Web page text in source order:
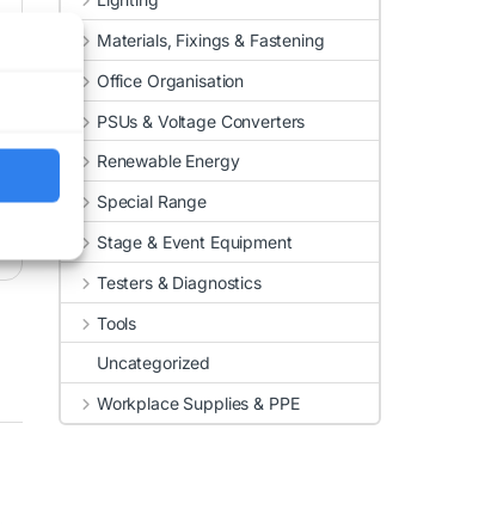
Materials, Fixings & Fastening
Office Organisation
PSUs & Voltage Converters
Renewable Energy
Special Range
Stage & Event Equipment
Testers & Diagnostics
Tools
Uncategorized
Workplace Supplies & PPE